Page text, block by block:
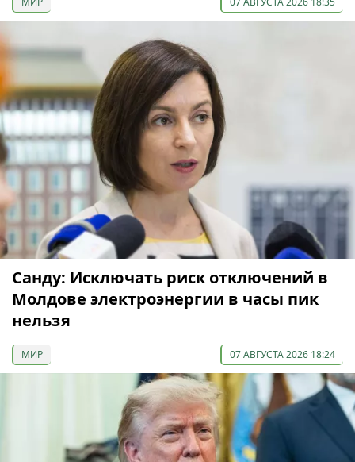
Санду: Исключать риск отключений в
Молдове электроэнергии в часы пик
нельзя
МИР 07 АВГУСТА 2026 18:24